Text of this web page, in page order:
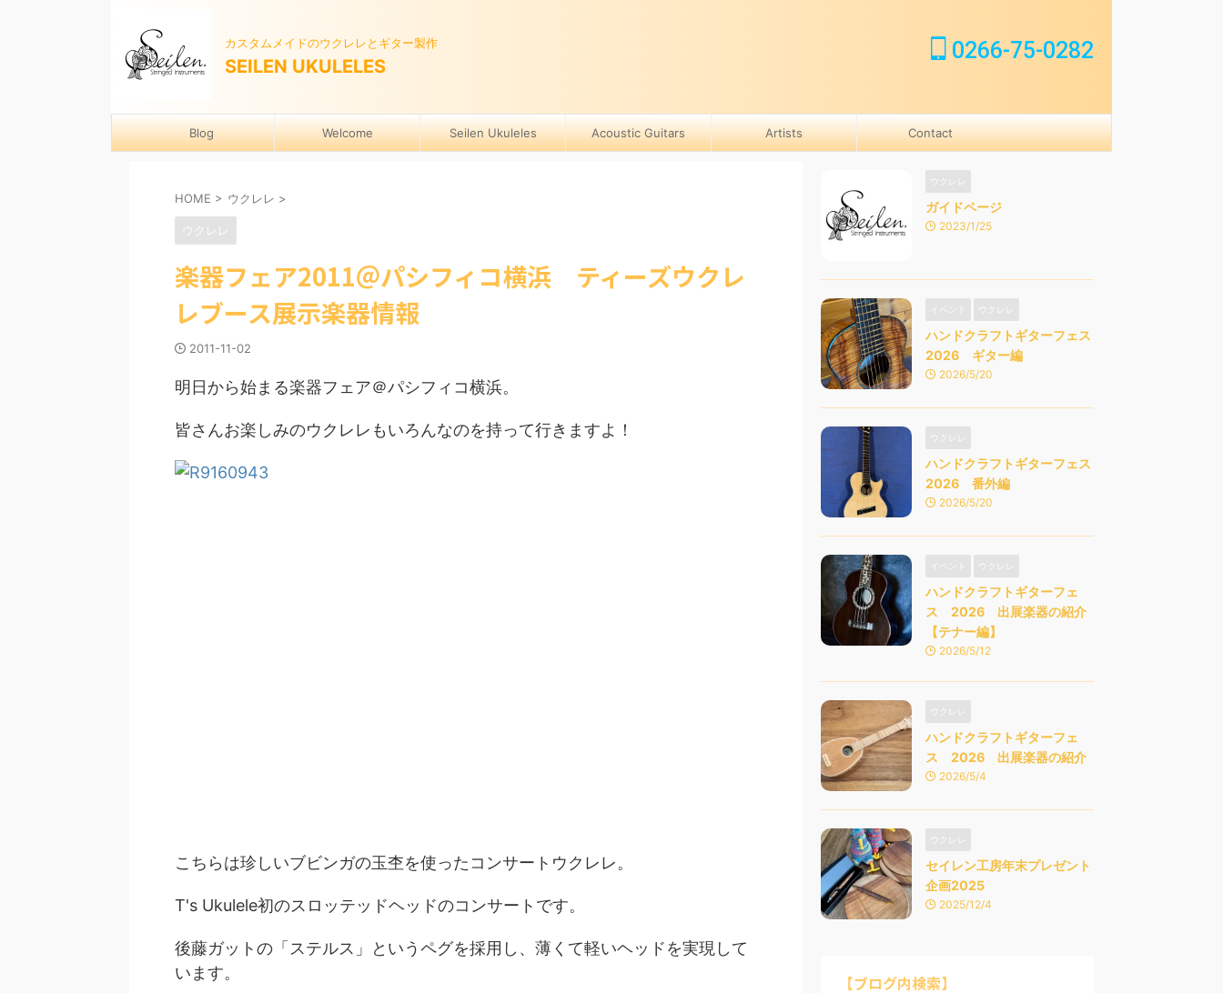
カスタムメイドのウクレレとギター製作
SEILEN UKULELES
0266-75-0282
Blog Welcome Seilen Ukuleles Acoustic Guitars Artists Contact
HOME > ウクレレ >
ウクレレ
楽器フェア2011＠パシフィコ横浜 ティーズウクレ
レブース展示楽器情報
2011-11-02
明日から始まる楽器フェア＠パシフィコ横浜。
皆さんお楽しみのウクレレもいろんなのを持って行きますよ！
こちらは珍しいブビンガの玉杢を使ったコンサートウクレレ。
T's Ukulele初のスロッテッドヘッドのコンサートです。
後藤ガットの「ステルス」というペグを採用し、薄くて軽いヘッドを実現して
います。
ガイドページ
2023/1/25
ハンドクラフトギターフェス
2026 ギター編
2026/5/20
ハンドクラフトギターフェス
2026 番外編
2026/5/20
ハンドクラフトギターフェ
ス 2026 出展楽器の紹介
【テナー編】
2026/5/12
ハンドクラフトギターフェ
ス 2026 出展楽器の紹介
2026/5/4
セイレン工房年末プレゼント
企画2025
2025/12/4
【ブログ内検索】